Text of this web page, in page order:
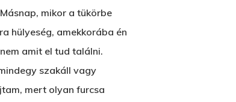
mikor a tükörbe
hülyeség, amekkorába én
amit el tud találni.
szakáll vagy
mert olyan furcsa